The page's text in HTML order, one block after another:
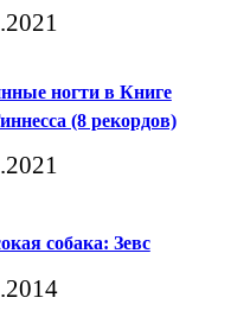
ногти в Книге
(8 рекордов)
собака: Зевс